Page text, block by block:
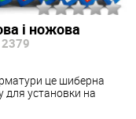
і ножова
2379
це шиберна
для установки на